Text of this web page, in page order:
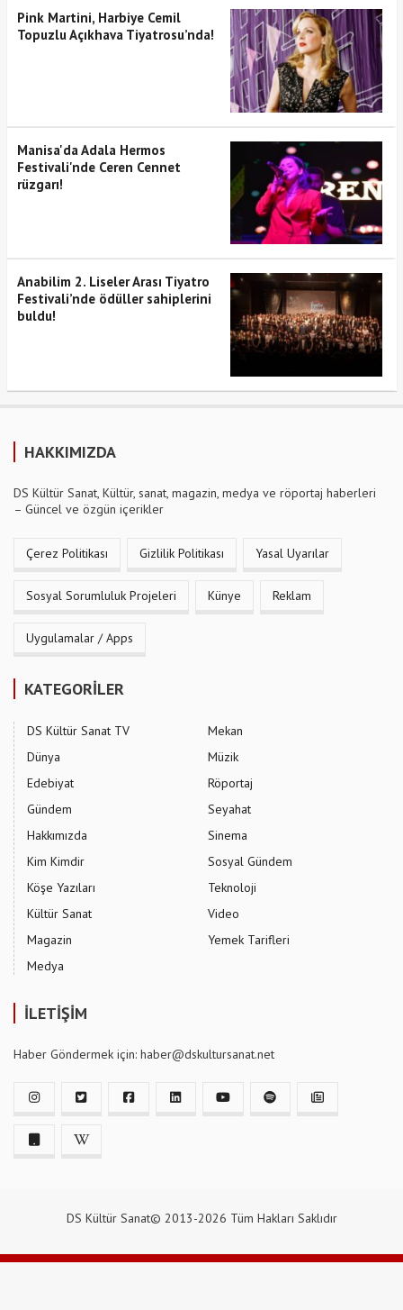
Pink Martini, Harbiye Cemil
Topuzlu Açıkhava Tiyatrosu’nda!
Manisa'da Adala Hermos
Festivali'nde Ceren Cennet
rüzgarı!
Anabilim 2. Liseler Arası Tiyatro
Festivali’nde ödüller sahiplerini
buldu!
HAKKIMIZDA
DS Kültür Sanat, Kültür, sanat, magazin, medya ve röportaj haberleri
– Güncel ve özgün içerikler
Çerez Politikası Gizlilik Politikası Yasal Uyarılar
Sosyal Sorumluluk Projeleri Künye Reklam
Uygulamalar / Apps
KATEGORİLER
DS Kültür Sanat TV
Dünya
Edebiyat
Gündem
Hakkımızda
Kim Kimdir
Köşe Yazıları
Kültür Sanat
Magazin
Medya
Mekan
Müzik
Röportaj
Seyahat
Sinema
Sosyal Gündem
Teknoloji
Video
Yemek Tarifleri
İLETİŞİM
Haber Göndermek için: haber@dskultursanat.net
DS Kültür Sanat© 2013-2026 Tüm Hakları Saklıdır